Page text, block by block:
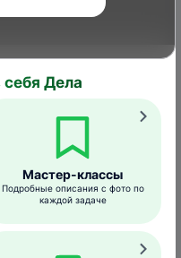
Дела
Мастер-классы
Подробные описания с фото по
каждой задаче